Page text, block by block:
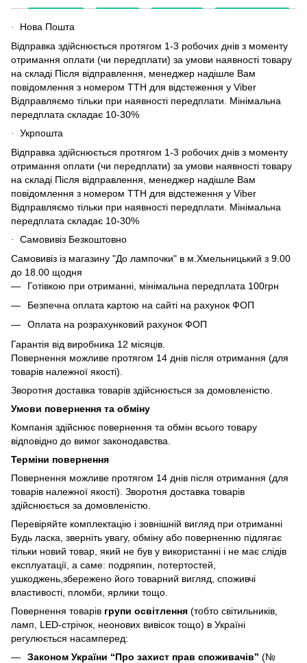
·
Нова Пошта
Відправка здійснюється протягом 1-3 робочих днів з моменту
отримання оплати (чи передплати) за умови наявності товару
на складі Після відправлення, менеджер надішле Вам
повідомлення з номером ТТН для відстеження у Viber
Відправляємо тільки при наявності передплати. Мінімальна
передплата складає 10-30%
·
Укрпошта
Відправка здійснюється протягом 1-3 робочих днів з моменту
отримання оплати (чи передплати) за умови наявності товару
на складі Після відправлення, менеджер надішле Вам
повідомлення з номером ТТН для відстеження у Viber
Відправляємо тільки при наявності передплати. Мінімальна
передплата складає 10-30%
·
Самовивіз Безкоштовно
Самовивіз із магазину "До лампочки" в м.Хмельницький з 9.00
до 18.00 щодня
Готівкою при отриманні, мінімальна передплата 100грн
Безпечна оплата картою на сайті на рахунок ФОП
Оплата на розрахунковий рахунок ФОП
Гарантія від виробника 12 місяців.
Повернення можливе протягом 14 днів після отримання (для
товарів належної якості).
Зворотня доставка товарів здійснюється за домовленістю.
Умови повернення та обміну
Компанія здійснює повернення та обмін всього товару
відповідно до вимог законодавства.
Терміни повернення
Повернення можливе протягом 14 днів після отримання (для
товарів належної якості). Зворотня доставка товарів
здійснюється за домовленістю.
Перевіряйте комплектацію і зовнішній вигляд при отриманні
Будь ласка, зверніть увагу, обміну або поверненню підлягає
тільки новий товар, який не був у використанні і не має слідів
експлуатації, а саме: подряпин, потертостей,
ушкоджень,збережено його товарний вигляд, споживчі
властивості, пломби, ярлики тощо.
Повернення товарів групи освітлення (тобто світильників,
ламп, LED-стрічок, неонових вивісок тощо) в Україні
регулюється насамперед:
Законом України “Про захист прав споживачів” (№